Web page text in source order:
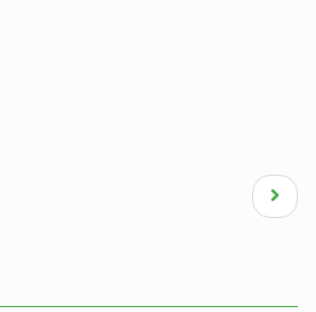
Next
page